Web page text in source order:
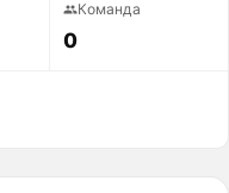
Команда
0